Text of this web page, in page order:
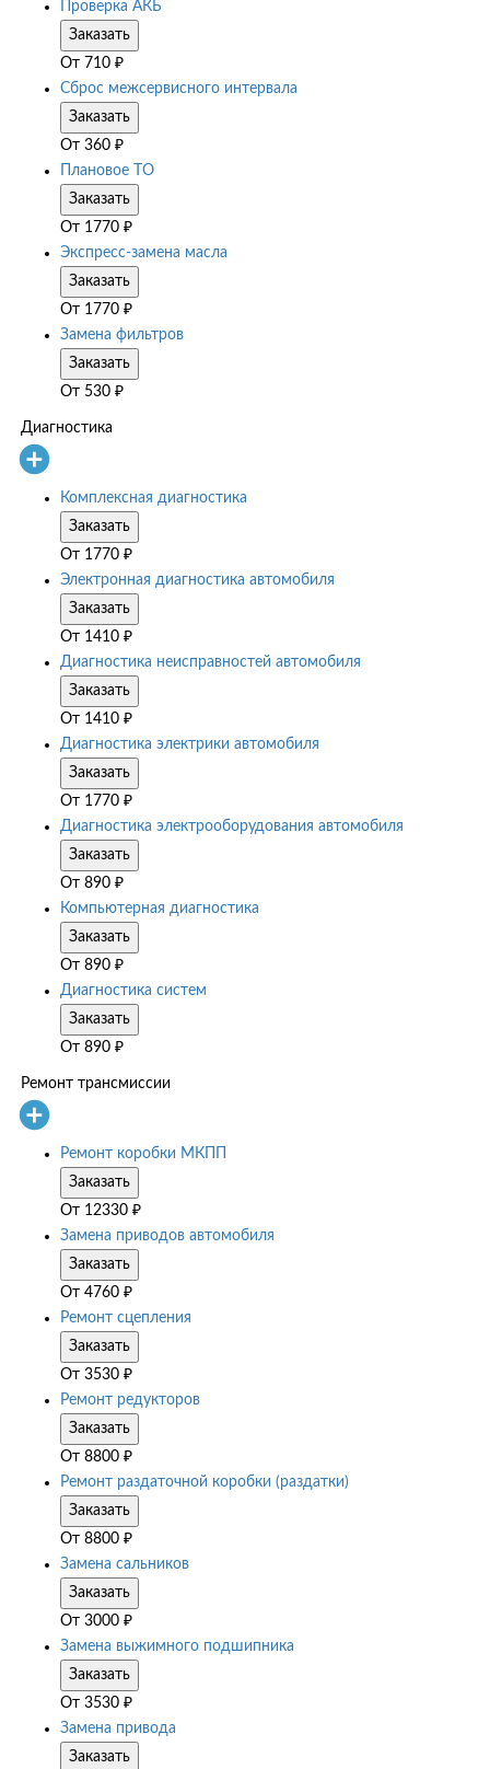
Проверка АКБ
Заказать
От 710 ₽
Сброс межсервисного интервала
Заказать
От 360 ₽
Плановое ТО
Заказать
От 1770 ₽
Экспресс-замена масла
Заказать
От 1770 ₽
Замена фильтров
Заказать
От 530 ₽
Диагностика
Комплексная диагностика
Заказать
От 1770 ₽
Электронная диагностика автомобиля
Заказать
От 1410 ₽
Диагностика неисправностей автомобиля
Заказать
От 1410 ₽
Диагностика электрики автомобиля
Заказать
От 1770 ₽
Диагностика электрооборудования автомобиля
Заказать
От 890 ₽
Компьютерная диагностика
Заказать
От 890 ₽
Диагностика систем
Заказать
От 890 ₽
Ремонт трансмиссии
Ремонт коробки МКПП
Заказать
От 12330 ₽
Замена приводов автомобиля
Заказать
От 4760 ₽
Ремонт сцепления
Заказать
От 3530 ₽
Ремонт редукторов
Заказать
От 8800 ₽
Ремонт раздаточной коробки (раздатки)
Заказать
От 8800 ₽
Замена сальников
Заказать
От 3000 ₽
Замена выжимного подшипника
Заказать
От 3530 ₽
Замена привода
Заказать